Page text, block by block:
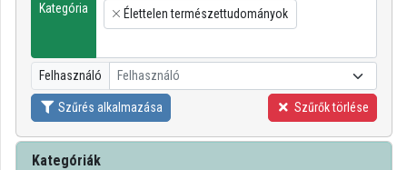
Intézményi listák
Intézmények
Közreműködők
Kategória
×
Élettelen természettudományok
Felhasználó Felhasználó
Szűrés alkalmazása Szűrők törlése
Kategóriák